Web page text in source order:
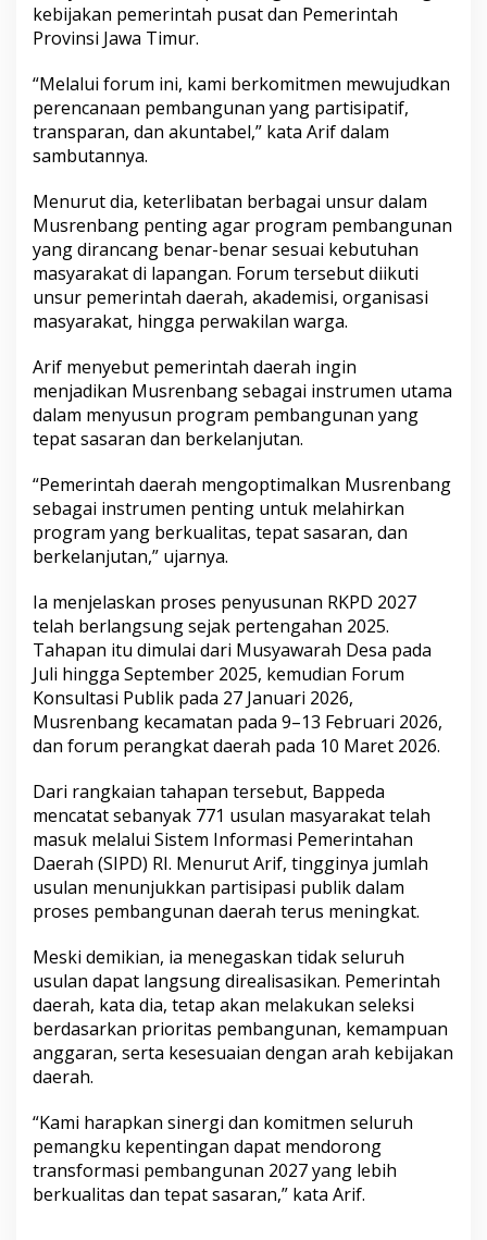
a
r
a
kebijakan pemerintah pusat dan Pemerintah
Provinsi Jawa Timur.
“Melalui forum ini, kami berkomitmen mewujudkan
perencanaan pembangunan yang partisipatif,
transparan, dan akuntabel,” kata Arif dalam
sambutannya.
Menurut dia, keterlibatan berbagai unsur dalam
Musrenbang penting agar program pembangunan
yang dirancang benar-benar sesuai kebutuhan
masyarakat di lapangan. Forum tersebut diikuti
unsur pemerintah daerah, akademisi, organisasi
masyarakat, hingga perwakilan warga.
Arif menyebut pemerintah daerah ingin
menjadikan Musrenbang sebagai instrumen utama
dalam menyusun program pembangunan yang
tepat sasaran dan berkelanjutan.
“Pemerintah daerah mengoptimalkan Musrenbang
sebagai instrumen penting untuk melahirkan
program yang berkualitas, tepat sasaran, dan
berkelanjutan,” ujarnya.
Ia menjelaskan proses penyusunan RKPD 2027
telah berlangsung sejak pertengahan 2025.
Tahapan itu dimulai dari Musyawarah Desa pada
Juli hingga September 2025, kemudian Forum
Konsultasi Publik pada 27 Januari 2026,
Musrenbang kecamatan pada 9–13 Februari 2026,
dan forum perangkat daerah pada 10 Maret 2026.
Dari rangkaian tahapan tersebut, Bappeda
mencatat sebanyak 771 usulan masyarakat telah
masuk melalui Sistem Informasi Pemerintahan
Daerah (SIPD) RI. Menurut Arif, tingginya jumlah
usulan menunjukkan partisipasi publik dalam
proses pembangunan daerah terus meningkat.
Meski demikian, ia menegaskan tidak seluruh
usulan dapat langsung direalisasikan. Pemerintah
daerah, kata dia, tetap akan melakukan seleksi
berdasarkan prioritas pembangunan, kemampuan
anggaran, serta kesesuaian dengan arah kebijakan
daerah.
“Kami harapkan sinergi dan komitmen seluruh
pemangku kepentingan dapat mendorong
transformasi pembangunan 2027 yang lebih
berkualitas dan tepat sasaran,” kata Arif.